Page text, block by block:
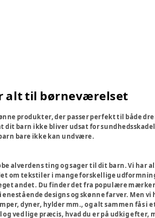
alt til børneværelset
produkter, der passer perfekt til både
barn ikke bliver udsat for
bare ikke kan undvære.
alverdens ting og sager til dit barn. Vi
om tekstiler i mange forskellige
andet. Du finder det fra populære mærker
designs og skønne farver. Men
dyner, hylder mm., og alt sammen fås i
ved lige præcis, hvad du er på udkig efter,